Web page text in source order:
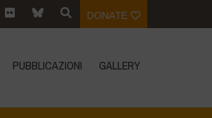
DONATE
PUBBLICAZIONI GALLERY